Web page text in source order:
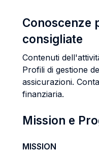
Conoscenze
consigliate
Contenuti
Profili di gestione
assicurazioni.
finanziaria.
Mission e
MISSION